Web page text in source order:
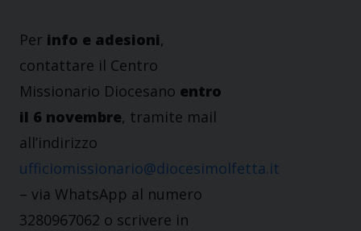
Per info e adesioni,
contattare il Centro
Missionario Diocesano entro
il 6 novembre, tramite mail
all’indirizzo
ufficiomissionario@diocesimolfetta.it
– via WhatsApp al numero
3280967062 o scrivere in